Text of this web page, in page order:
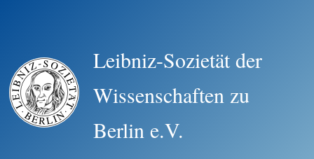
Leibniz-Sozietät der
Wissenschaften zu
Berlin e.V.